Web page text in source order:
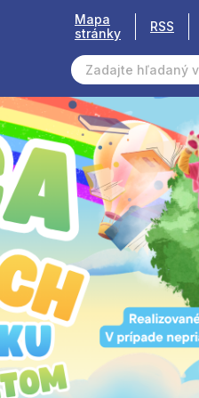
Mapa
stránky
RSS